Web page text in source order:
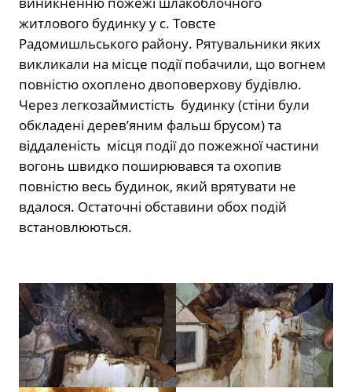
житлового будинку у с. Товсте
Радомишльського району. Рятувальники яких
викликали на місце події побачили, що вогнем
повністю охоплено двоповерхову будівлю.
Через легкозаймистість будинку (стіни були
обкладені дерев’яним фальш брусом) та
віддаленість місця події до пожежної частини
вогонь швидко поширювався та охопив
повністю весь будинок, який врятувати не
вдалося. Остаточні обставини обох подій
встановлюються.